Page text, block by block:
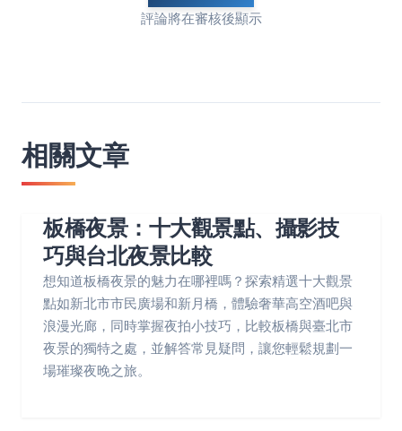
評論將在審核後顯示
相關文章
板橋夜景：十大觀景點、攝影技
巧與台北夜景比較
想知道板橋夜景的魅力在哪裡嗎？探索精選十大觀景
點如新北市市民廣場和新月橋，體驗奢華高空酒吧與
浪漫光廊，同時掌握夜拍小技巧，比較板橋與臺北市
夜景的獨特之處，並解答常見疑問，讓您輕鬆規劃一
場璀璨夜晚之旅。